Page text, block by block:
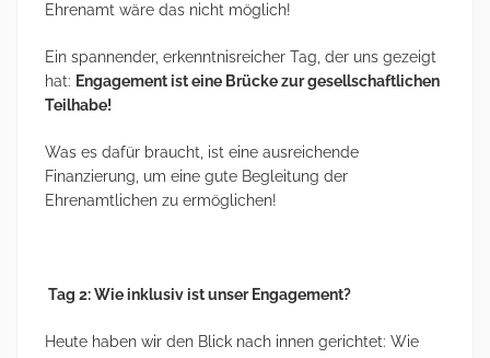
Ehrenamt wäre das nicht möglich!
Ein spannender, erkenntnisreicher Tag, der uns gezeigt
hat: Engagement ist eine Brücke zur gesellschaftlichen
Teilhabe!
Was es dafür braucht, ist eine ausreichende
Finanzierung, um eine gute Begleitung der
Ehrenamtlichen zu ermöglichen!
Tag 2: Wie inklusiv ist unser Engagement?
Heute haben wir den Blick nach innen gerichtet: Wie